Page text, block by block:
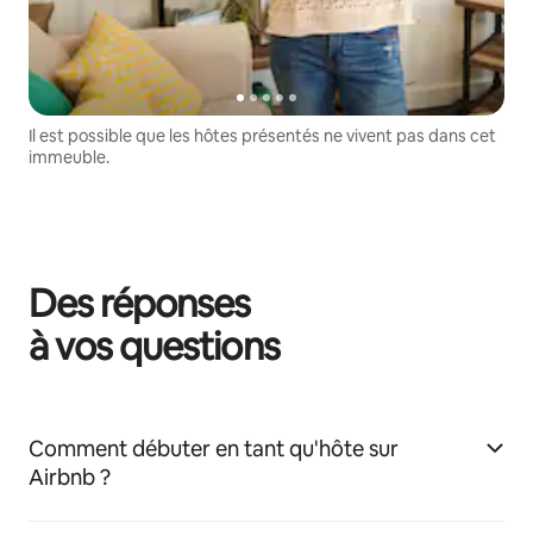
Il est possible que les hôtes présentés ne vivent pas dans cet
immeuble.
Des réponses
à vos questions
Comment débuter en tant qu'hôte sur
Airbnb ?